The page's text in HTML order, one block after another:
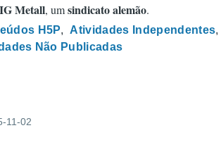
IG Metall, umsindicato alemão.
H5P
Atividades Independentes
Não Publicadas
11-02